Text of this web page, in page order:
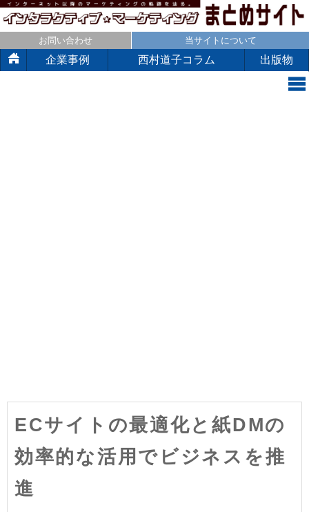
お問い合わせ 当サイトについて
企業事例 西村道子コラム 出版物
ECサイトの最適化と紙DMの
効率的な活用でビジネスを推
進